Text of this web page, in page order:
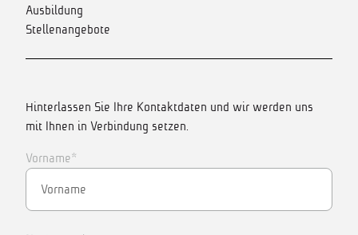
Ausbildung
Stellenangebote
Hinterlassen Sie Ihre Kontaktdaten und wir werden uns
mit Ihnen in Verbindung setzen.
Vorname*